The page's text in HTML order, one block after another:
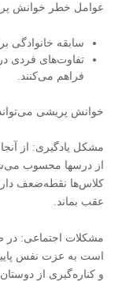
عوامل خطر خوانش‌
سابقه خانوادگی
تفاوت‌های فردی
فراهم می‌کنند.
خوانش‌ پریشی
مشکل یادگیری: از
از درسها محسوب
کلاس‌ها نقطه‌ضعف
عقب بماند.
مشکلات اجتماعی:
است به عزت ‌نفس
و کناره‌گیری از